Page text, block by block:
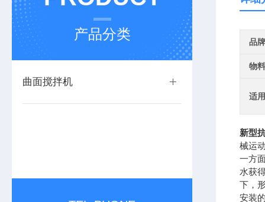
产品分类
曲面搅拌机
品牌
物
适
新型
械运
一方
水获
下，
安装